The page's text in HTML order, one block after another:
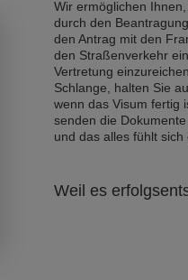
Wir ermöglichen
durch den
den Antrag mit den
den Straßenverkehr
Vertretung
Schlange, halten Sie
wenn das Visum fertig
senden die
und das alles fühlt sich
Weil es